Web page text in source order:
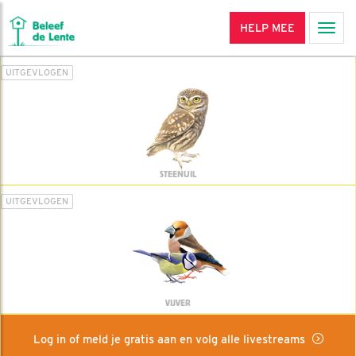
HELP MEE
UITGEVLOGEN
STEENUIL
UITGEVLOGEN
VIJVER
Log in of meld je gratis aan en volg alle livestreams